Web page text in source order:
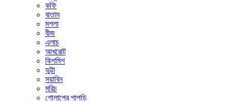
কফি
বাতাম
মশলা
বীজ
এলাচ
আখরোট
কিশমিশ
ভুট্টা
সয়াবিন
মরিচ
গোলাপের পাপড়ি